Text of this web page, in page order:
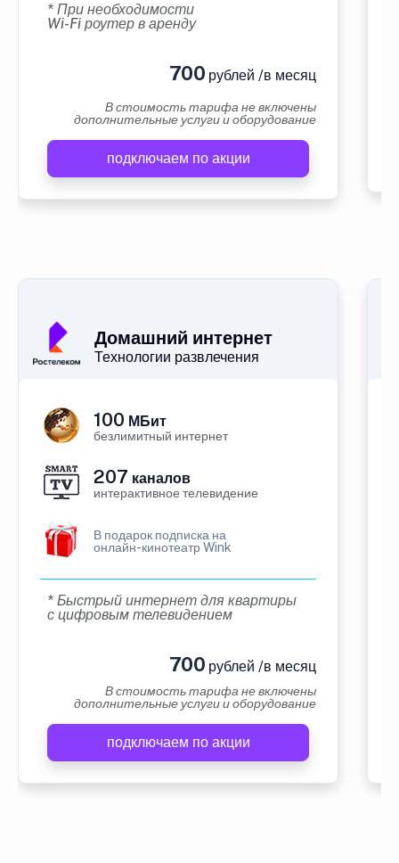
* При необходимости
Wi-Fi роутер в аренду
700 рублей /в месяц
В стоимость тарифа не включены
дополнительные услуги и оборудование
подключаем по акции
Домашний интернет
Технологии развлечения
100 МБит
безлимитный интернет
207 каналов
интерактивное телевидение
В подарок подписка на
онлайн-кинотеатр Wink
* Быстрый интернет для квартиры
с цифровым телевидением
700 рублей /в месяц
В стоимость тарифа не включены
дополнительные услуги и оборудование
подключаем по акции